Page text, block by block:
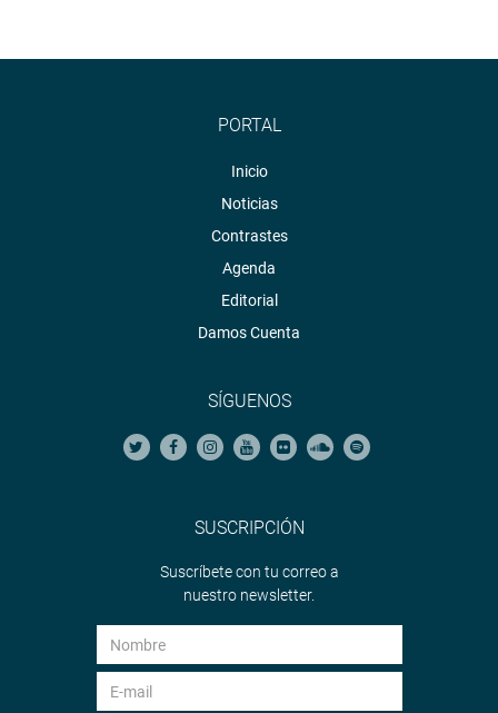
PORTAL
Inicio
Noticias
Contrastes
Agenda
Editorial
Damos Cuenta
SÍGUENOS
SUSCRIPCIÓN
Suscríbete con tu correo a
nuestro newsletter.